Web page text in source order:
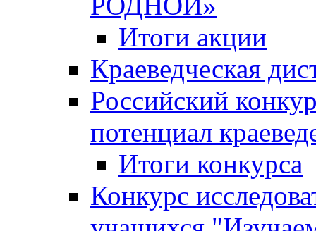
Итоги акции
Краеведческая
Российский
потенциал
Итоги конкурса
Конкурс